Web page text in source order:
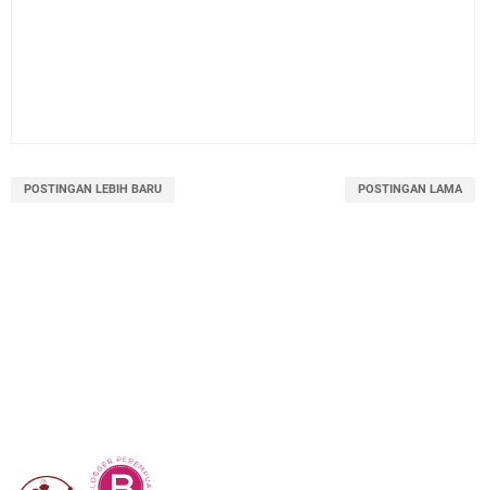
POSTINGAN LEBIH BARU POSTINGAN LAMA